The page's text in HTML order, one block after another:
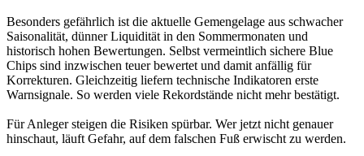
Besonders gefährlich ist die aktuelle Gemengelage aus schwacher
Saisonalität, dünner Liquidität in den Sommermonaten und
historisch hohen Bewertungen. Selbst vermeintlich sichere Blue
Chips sind inzwischen teuer bewertet und damit anfällig für
Korrekturen. Gleichzeitig liefern technische Indikatoren erste
Warnsignale. So werden viele Rekordstände nicht mehr bestätigt.
Für Anleger steigen die Risiken spürbar. Wer jetzt nicht genauer
hinschaut, läuft Gefahr, auf dem falschen Fuß erwischt zu werden.